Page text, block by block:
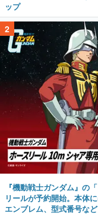
『機動戦士ガンダム』の
リールが予約開始。本体
エンブレム、型式番号な